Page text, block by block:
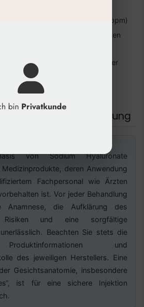
niedriger BDDE-Restgehalt (<2 ppm)
der rheologischen Eigenschaften
Indikationszulassung laut Hersteller
GMP-Standards (Good
Practice)
professionelle Anwendung
von Sodium Hyaluronate
deren Anwendung
Fachpersonal wie Ärzten
ist. Vor jeder Behandlung
Anamnese, die Aufklärung des
und eine sorgfältige
Beachten Sie stets die
und
des jeweiligen Herstellers. Eine
Gesichtsanatomie, insbesondere
ist für eine sichere Injektion
bin Privatkunde